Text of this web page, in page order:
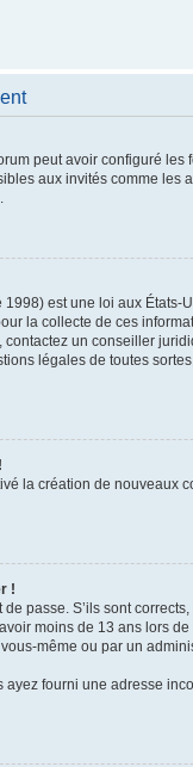
peut avoir configuré
aux invités comme les
est une loi aux États-
la collecte de ces
un conseiller
légales de toutes
la création de
!
passe. S’ils sont
moins de 13 ans lors
même ou par un
fourni une adresse